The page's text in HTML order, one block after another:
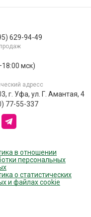
629-94-49
мск)
адресс
г. Уфа, ул. Г. Амантая, 4
77-55-337
в отношении
персональных
о статистических
и файлах cookie